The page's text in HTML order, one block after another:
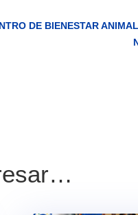
DE BIENESTAR